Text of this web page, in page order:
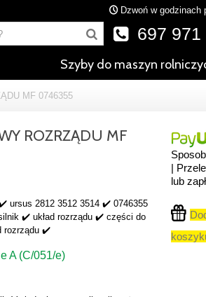
Dzwoń w godzinach
697 971
Szyby do maszyn
MF 0746355
ROZRZĄDU MF
ursus 2812 3512 3514 ✔️ 0746355
✔️ układ rozrządu ✔️ części do
rozrządu ✔️
A (C/051/e)
|
lub